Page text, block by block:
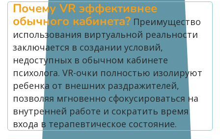
Почему VR эффективнее
обычного кабинета?
использования виртуальной реальности
заключается в создании условий,
недоступных в обычном кабинете
психолога. VR-очки полностью изолируют
ребенка от внешних раздражителей,
позволяя мгновенно сфокусироваться на
внутренней работе и сократить время
входа в терапевтическое состояние.